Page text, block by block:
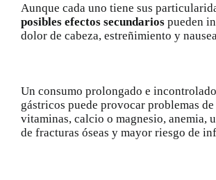
Aunque cada uno tiene sus
posibles efectos secundarios pueden
dolor de cabeza, estreñimiento y
Un consumo prolongado e
gástricos puede provocar problemas
vitaminas, calcio o magnesio, anemia,
de fracturas óseas y mayor riesgo de